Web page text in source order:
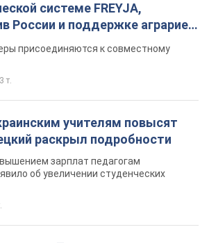
системе FREYJA,
России и поддержке аграриев.
присоединяются к совместному
т.
учителям повысят
раскрыл подробности
зарплат педагогам
об увеличении студенческих